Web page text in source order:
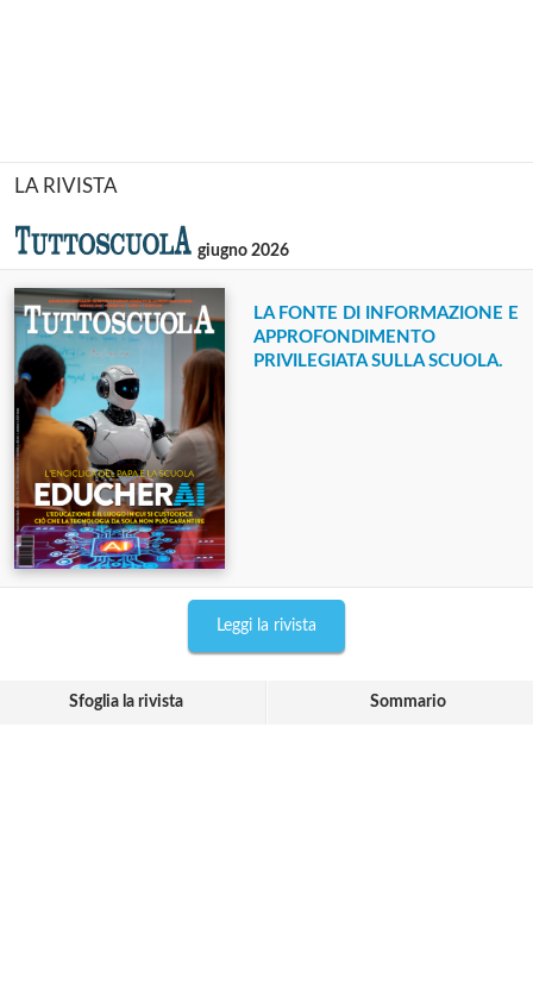
LA RIVISTA
giugno 2026
LA FONTE DI INFORMAZIONE E
APPROFONDIMENTO
PRIVILEGIATA SULLA SCUOLA.
Leggi la rivista
Sfoglia la rivista Sommario